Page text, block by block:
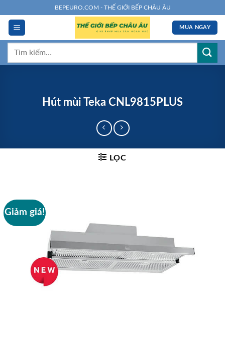
đến
dung
BEPEURO.COM - THẾ GIỚI BẾP CHÂU ÂU
MUA NGAY
Tìm
Hút mùi Teka CNL9815PLUS
LỌC
Giảm giá!